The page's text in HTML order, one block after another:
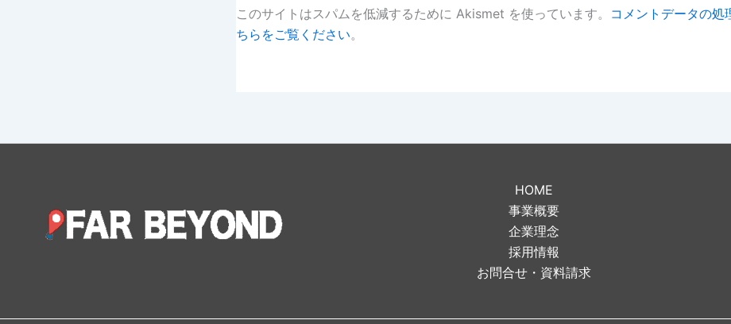
このサイトはスパムを低減するために Akismet を使っています。 コメントデータの処
ちらをご覧ください。
HOME
事業概要
企業理念
採用情報
お問合せ・資料請求